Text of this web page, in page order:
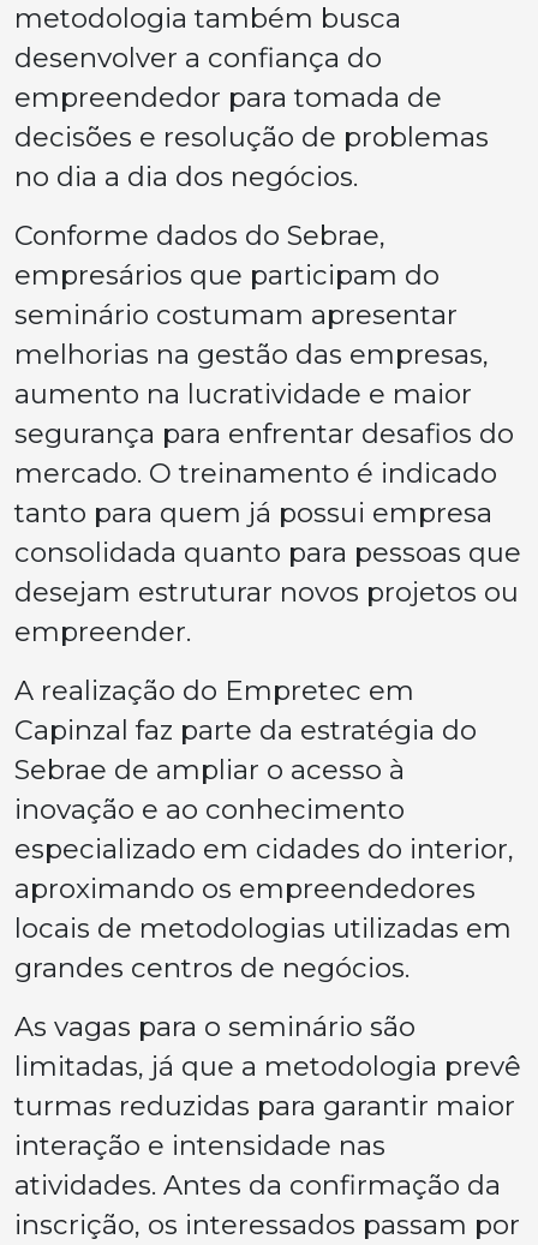
metodologia também busca
desenvolver a confiança do
empreendedor para tomada de
decisões e resolução de problemas
no dia a dia dos negócios.
Conforme dados do Sebrae,
empresários que participam do
seminário costumam apresentar
melhorias na gestão das empresas,
aumento na lucratividade e maior
segurança para enfrentar desafios do
mercado. O treinamento é indicado
tanto para quem já possui empresa
consolidada quanto para pessoas que
desejam estruturar novos projetos ou
empreender.
A realização do Empretec em
Capinzal faz parte da estratégia do
Sebrae de ampliar o acesso à
inovação e ao conhecimento
especializado em cidades do interior,
aproximando os empreendedores
locais de metodologias utilizadas em
grandes centros de negócios.
As vagas para o seminário são
limitadas, já que a metodologia prevê
turmas reduzidas para garantir maior
interação e intensidade nas
atividades. Antes da confirmação da
inscrição, os interessados passam por